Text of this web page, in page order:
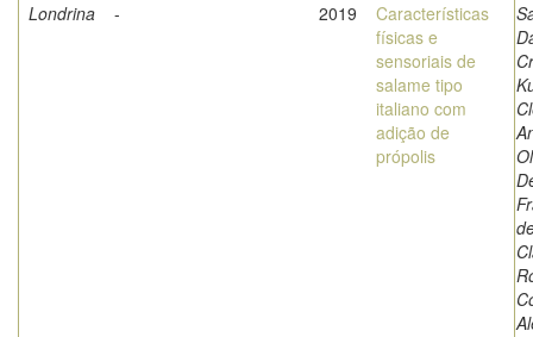
Londrina
- 2019
Características
físicas e
sensoriais de
salame tipo
italiano com
adição de
própolis